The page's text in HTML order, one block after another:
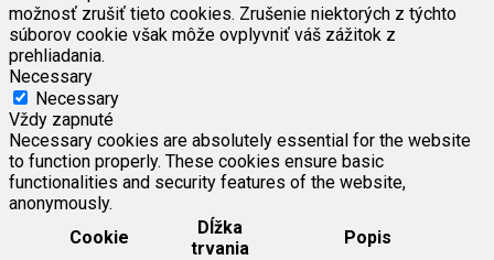
možnosť zrušiť tieto cookies. Zrušenie niektorých z týchto
súborov cookie však môže ovplyvniť váš zážitok z
prehliadania.
Necessary
Necessary
Vždy zapnuté
Necessary cookies are absolutely essential for the website
to function properly. These cookies ensure basic
functionalities and security features of the website,
anonymously.
Cookie
Dĺžka
trvania
Popis